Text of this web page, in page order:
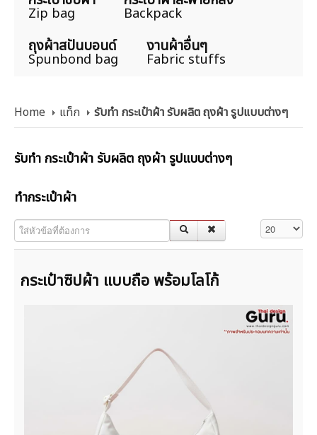
Zip bag Backpack
ถุงผ้าสปันบอนด์
Spunbond bag
งานผ้าอื่นๆ
Fabric stuffs
Home แท็ก รับทำ กระเป๋าผ้า รับผลิต ถุงผ้า รูปแบบต่างๆ
รับทำ กระเป๋าผ้า รับผลิต ถุงผ้า รูปแบบต่างๆ
ทำกระเป๋าผ้า
ใส่หัวข้อที่ต้องการ แสดง #
กระเป๋าซิปผ้า แบบถือ พร้อมโลโก้